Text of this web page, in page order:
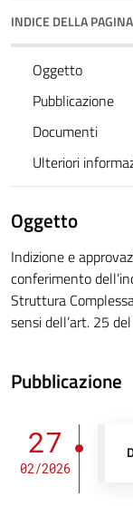
INDICE DELLA PAGINA
Oggetto
Pubblicazione
Documenti
Ulteriori
Oggetto
Indizione e
conferimento
Struttura
sensi dell’art. 25
Pubblicazione
27
02/2026